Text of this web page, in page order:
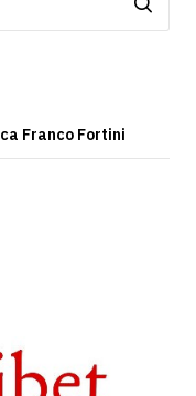
Franco Fortini